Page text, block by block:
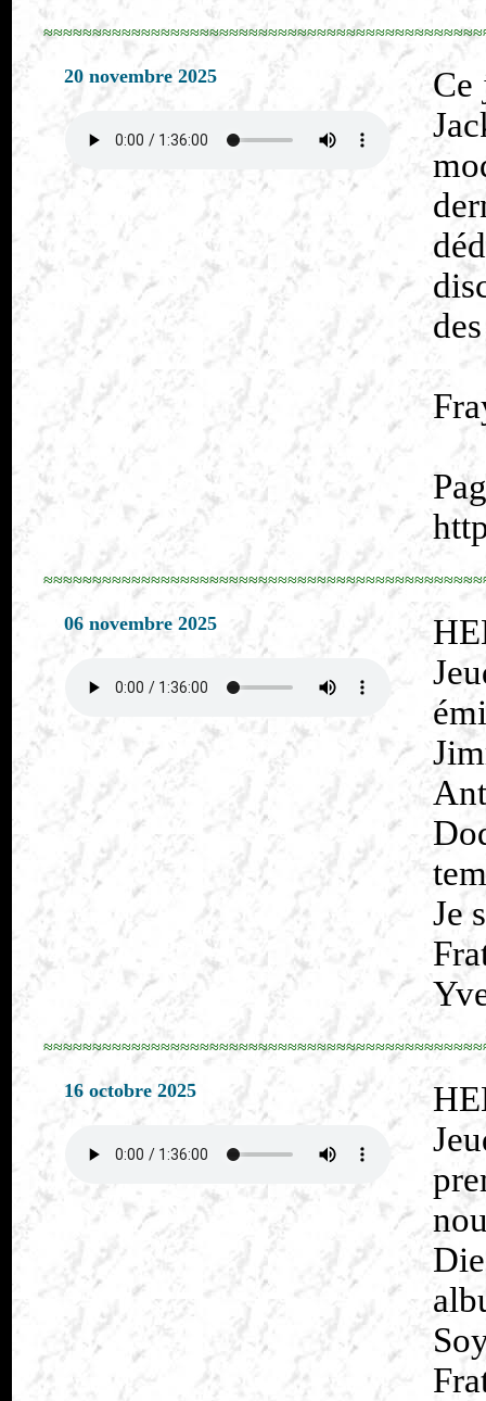
20 novembre 2025
Ce
06 novembre 2025
Je
16 octobre 2025